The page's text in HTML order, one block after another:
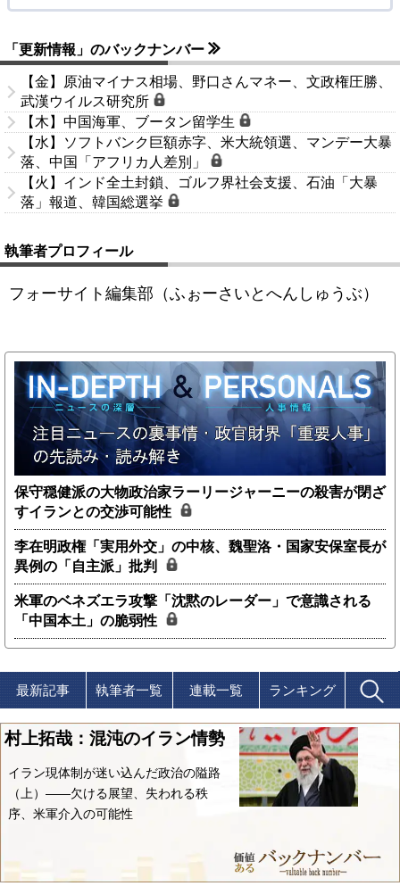
「更新情報」のバックナンバー
【金】原油マイナス相場、野口さんマネー、文政権圧勝、
武漢ウイルス研究所
【木】中国海軍、ブータン留学生
【水】ソフトバンク巨額赤字、米大統領選、マンデー大暴
落、中国「アフリカ人差別」
【火】インド全土封鎖、ゴルフ界社会支援、石油「大暴
落」報道、韓国総選挙
執筆者プロフィール
フォーサイト編集部（ふぉーさいとへんしゅうぶ）
保守穏健派の大物政治家ラーリージャーニーの殺害が閉ざ
すイランとの交渉可能性
李在明政権「実用外交」の中核、魏聖洛・国家安保室長が
異例の「自主派」批判
米軍のベネズエラ攻撃「沈黙のレーダー」で意識される
「中国本土」の脆弱性
最新記事 執筆者一覧 連載一覧 ランキング
村上拓哉：混沌のイラン情勢
イラン現体制が迷い込んだ政治の隘路
（上）――欠ける展望、失われる秩
序、米軍介入の可能性